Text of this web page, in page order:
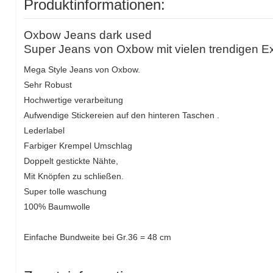
Produktinformationen:
Oxbow Jeans dark used
Super Jeans von Oxbow mit vielen trendigen
Mega Style Jeans von Oxbow.
Sehr Robust
Hochwertige verarbeitung
Aufwendige Stickereien auf den hinteren Taschen .
Lederlabel
Farbiger Krempel Umschlag
Doppelt gestickte Nähte,
Mit Knöpfen zu schließen.
Super tolle waschung
100% Baumwolle
Einfache Bundweite bei Gr.36 = 48 cm